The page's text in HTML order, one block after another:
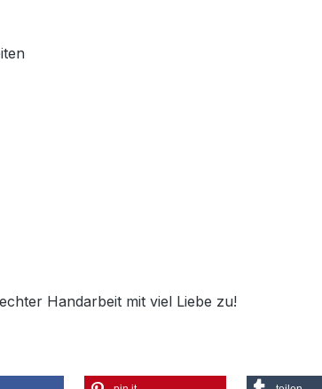
Handarbeit mit viel Liebe zu!